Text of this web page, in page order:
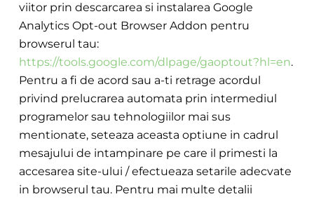
viitor prin descarcarea si instalarea Google
Analytics Opt-out Browser Addon pentru
browserul tau:
https://tools.google.com/dlpage/gaoptout?hl=en.
Pentru a fi de acord sau a-ti retrage acordul
privind prelucrarea automata prin intermediul
programelor sau tehnologiilor mai sus
mentionate, seteaza aceasta optiune in cadrul
mesajului de intampinare pe care il primesti la
accesarea site-ului / efectueaza setarile adecvate
in browserul tau. Pentru mai multe detalii